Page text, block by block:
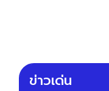
ข่าวเด่น